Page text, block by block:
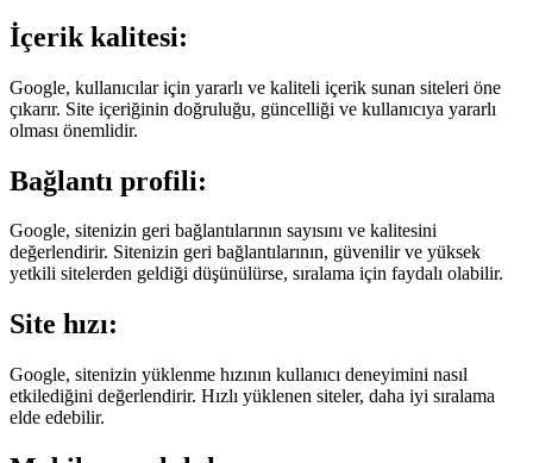
İçerik kalitesi:
Google, kullanıcılar için yararlı ve kaliteli içerik sunan siteleri öne
çıkarır. Site içeriğinin doğruluğu, güncelliği ve kullanıcıya yararlı
olması önemlidir.
Bağlantı profili:
Google, sitenizin geri bağlantılarının sayısını ve kalitesini
değerlendirir. Sitenizin geri bağlantılarının, güvenilir ve yüksek
yetkili sitelerden geldiği düşünülürse, sıralama için faydalı olabilir.
Site hızı:
Google, sitenizin yüklenme hızının kullanıcı deneyimini nasıl
etkilediğini değerlendirir. Hızlı yüklenen siteler, daha iyi sıralama
elde edebilir.